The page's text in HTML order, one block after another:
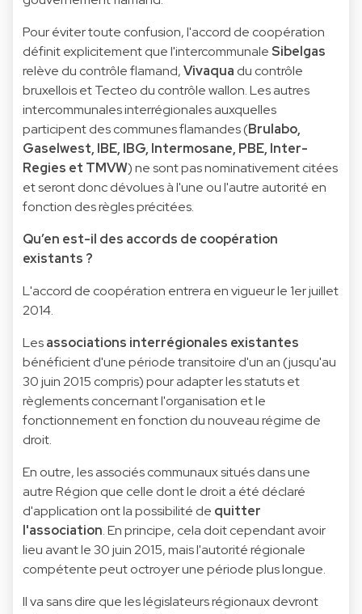
Pour éviter toute confusion, l'accord de coopération
définit explicitement que l'intercommunaleSibelgas
relève du contrôle flamand,Vivaqua du contrôle
bruxellois et Tecteo du contrôle wallon. Les autres
intercommunales interrégionales auxquelles
participent des communes flamandes (Brulabo,
Gaselwest, IBE, IBG, Intermosane, PBE, Inter-
Regies et TMVW) ne sont pas nominativement citées
et seront donc dévolues à l'une ou l'autre autorité en
fonction des règles précitées.
Qu’en est-il des accords de coopération
existants ?
L'accord de coopération entrera en vigueur le 1er juillet
2014.
Lesassociations interrégionales existantes
bénéficient d'une période transitoire d'un an (jusqu'au
30 juin 2015 compris) pour adapter les statuts et
règlements concernant l'organisation et le
fonctionnement en fonction du nouveau régime de
droit.
En outre, les associés communaux situés dans une
autre Région que celle dont le droit a été déclaré
d'application ont la possibilité de quitter
l'association. En principe, cela doit cependant avoir
lieu avant le 30 juin 2015, mais l'autorité régionale
compétente peut octroyer une période plus longue.
Il va sans dire que les législateurs régionaux devront